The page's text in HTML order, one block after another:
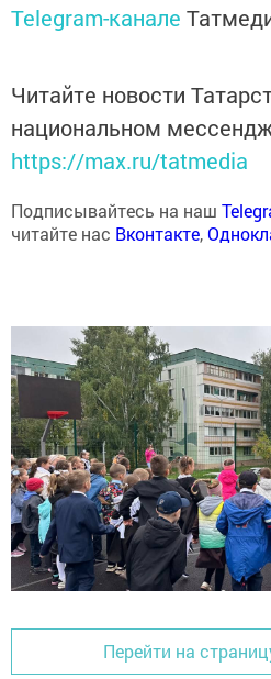
Telegram-канале
Читайте новости
национальном
https://max.ru/tatmedia
Подписывайтесь на наш
читайте нас Вконтакте,
Перейти на